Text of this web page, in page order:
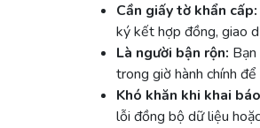
Cần giấy tờ khẩn cấp:
ký kết hợp đồng, giao
Là người bận rộn:
trong giờ hành chính
Khó khăn khi khai
lỗi đồng bộ dữ liệu